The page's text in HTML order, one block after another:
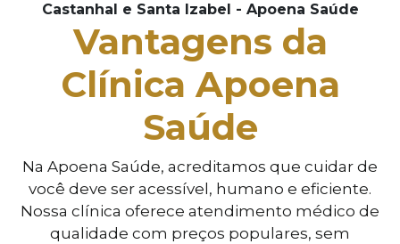
Castanhal e Santa Izabel - Apoena Saúde
Vantagens da
Clínica Apoena
Saúde
Na Apoena Saúde, acreditamos que cuidar de
você deve ser acessível, humano e eficiente.
Nossa clínica oferece atendimento médico de
qualidade com preços populares, sem